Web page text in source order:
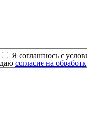
Я соглашаюсь с
даю согласие на